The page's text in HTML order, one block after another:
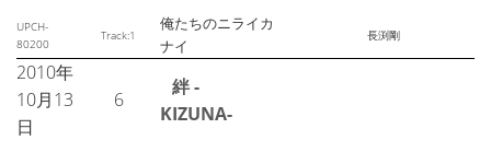
UPCH-
80200
Track:1
俺たちのニライカ
ナイ
長渕剛
2010年
10月13
日
6
絆 -
KIZUNA-